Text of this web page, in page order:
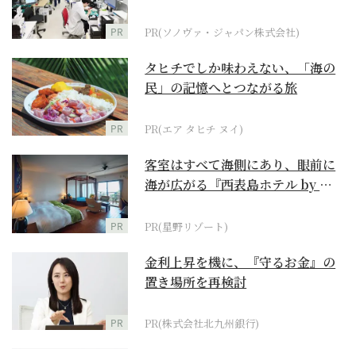
PR PR(ソノヴァ・ジャパン株式会社)
PR
タヒチでしか味わえない、「海の
民」の記憶へとつながる旅
PR(エア タヒチ ヌイ)
PR
客室はすべて海側にあり、眼前に
海が広がる『西表島ホテル by 星
PR(星野リゾート)
PR
金利上昇を機に、『守るお金』の
置き場所を再検討
PR(株式会社北九州銀行)